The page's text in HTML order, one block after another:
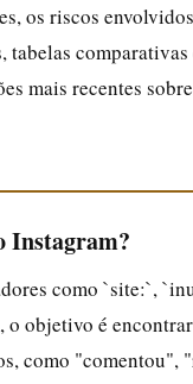
os riscos
comparativas
mais recentes
Instagram?
como `site:`,
objetivo é
como "comentou",